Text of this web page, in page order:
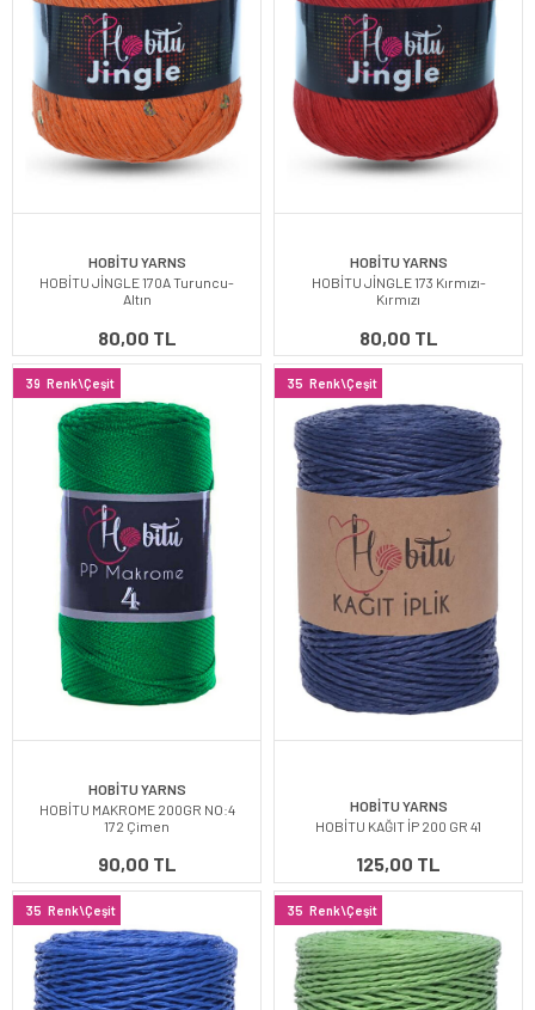
HOBİTU YARNS
HOBİTU JİNGLE 170A Turuncu-
Altın
80,00 TL
HOBİTU YARNS
HOBİTU JİNGLE 173 Kırmızı-
Kırmızı
80,00 TL
39 Renk\Çeşit
HOBİTU YARNS
HOBİTU MAKROME 200GR NO:4
172 Çimen
90,00 TL
35 Renk\Çeşit
HOBİTU YARNS
HOBİTU KAĞIT İP 200 GR 41
125,00 TL
35 Renk\Çeşit 35 Renk\Çeşit